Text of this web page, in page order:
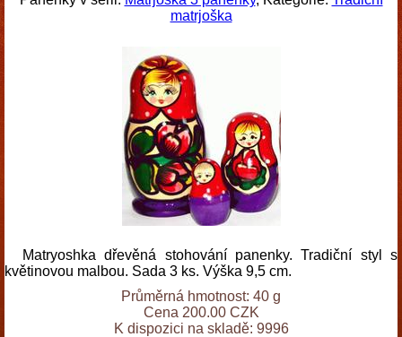
matrjoška
Matryoshka dřevěná stohování panenky. Tradiční styl s
květinovou malbou. Sada 3 ks. Výška 9,5 cm.
Průměrná hmotnost: 40 g
Cena 200.00 CZK
K dispozici na skladě: 9996